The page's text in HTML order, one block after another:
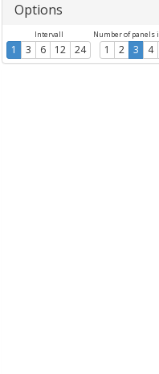
Options
Intervall
1 3 6 12 24
Number of panels
1 2 3 4